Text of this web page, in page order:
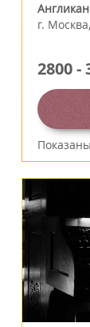
г. Москва,
2800-
Показаны